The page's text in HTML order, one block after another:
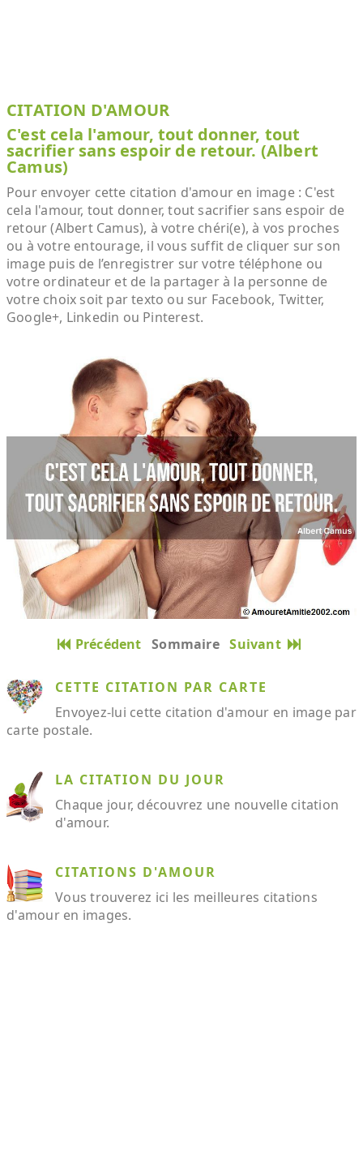
CITATION D'AMOUR
C'est cela l'amour, tout donner, tout
sacrifier sans espoir de retour. (Albert
Camus)
Pour envoyer cette citation d'amour en image : C'est
cela l'amour, tout donner, tout sacrifier sans espoir de
retour (Albert Camus), à votre chéri(e), à vos proches
ou à votre entourage, il vous suffit de cliquer sur son
image puis de l’enregistrer sur votre téléphone ou
votre ordinateur et de la partager à la personne de
votre choix soit par texto ou sur Facebook, Twitter,
Google+, Linkedin ou Pinterest.
Précédent Sommaire Suivant
CETTE CITATION PAR CARTE
Envoyez-lui cette citation d'amour en image par
carte postale.
LA CITATION DU JOUR
Chaque jour, découvrez une nouvelle citation
d'amour.
CITATIONS D'AMOUR
Vous trouverez ici les meilleures citations
d'amour en images.